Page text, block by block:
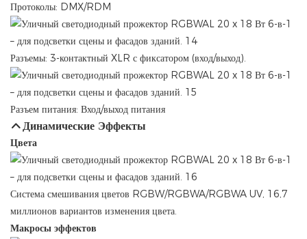
Протоколы: DMX/RDM
Разъемы: 3-контактный XLR с фиксатором (вход/выход).
Разъем питания: Вход/выход питания
Динамические Эффекты
Цвета
Система смешивания цветов RGBW/RGBWA/RGBWA UV, 16,7
миллионов вариантов изменения цвета.
Макросы эффектов